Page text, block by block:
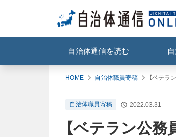
自治体通信を読む
HOME 自治体職員寄稿 【ベテラ
自治体職員寄稿 2022.03.31
【ベテラン公